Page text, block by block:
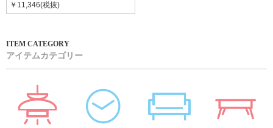
￥11,346(税抜)
アイテムカテゴリー